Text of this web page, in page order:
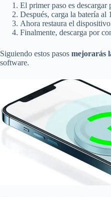
El primer paso es
Después, carga la batería al
Ahora restaura el
Finalmente, descarga por
Siguiendo estos pasos mejorarás
software.